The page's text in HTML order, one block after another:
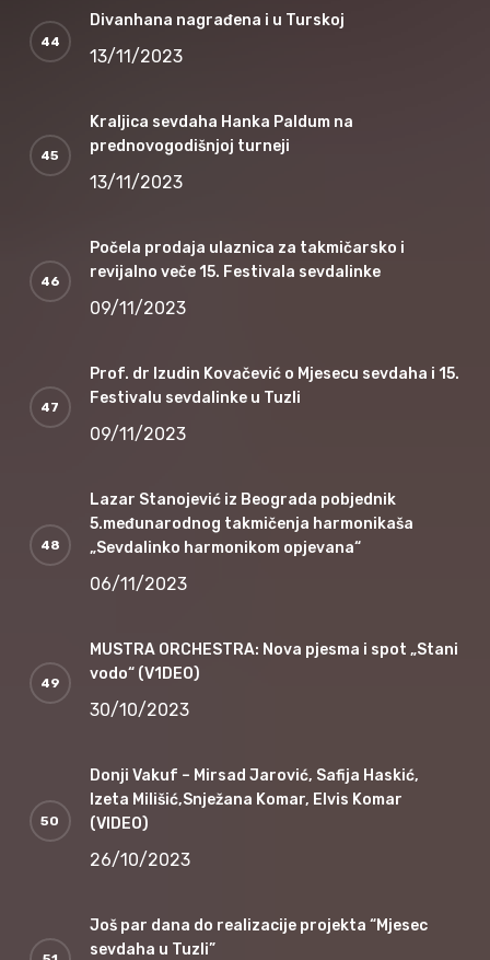
Divanhana nagrađena i u Turskoj
13/11/2023
Kraljica sevdaha Hanka Paldum na
prednovogodišnjoj turneji
13/11/2023
Počela prodaja ulaznica za takmičarsko i
revijalno veče 15. Festivala sevdalinke
09/11/2023
Prof. dr Izudin Kovačević o Mjesecu sevdaha i 15.
Festivalu sevdalinke u Tuzli
09/11/2023
Lazar Stanojević iz Beograda pobjednik
5.međunarodnog takmičenja harmonikaša
„Sevdalinko harmonikom opjevana“
06/11/2023
MUSTRA ORCHESTRA: Nova pjesma i spot „Stani
vodo“ (V1DEO)
30/10/2023
Donji Vakuf – Mirsad Jarović, Safija Haskić,
Izeta Milišić,Snježana Komar, Elvis Komar
(VIDEO)
26/10/2023
Još par dana do realizacije projekta “Mjesec
sevdaha u Tuzli”